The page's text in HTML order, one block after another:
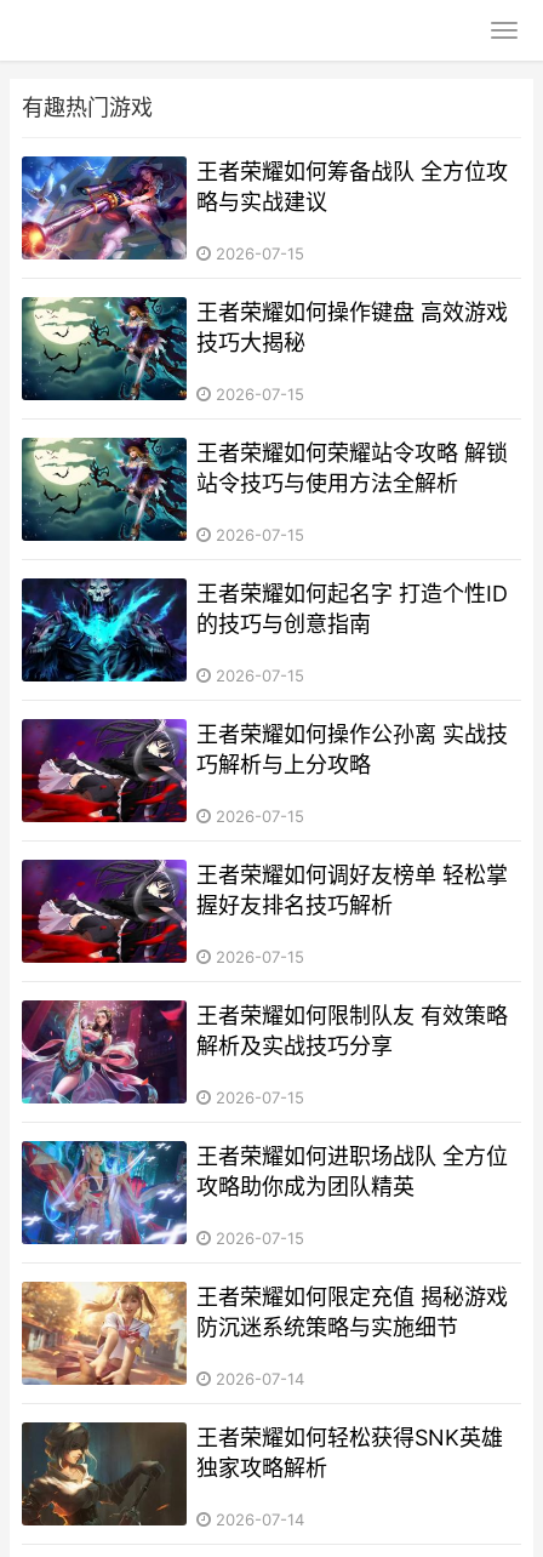
有趣热门游戏
王者荣耀如何筹备战队 全方位攻
略与实战建议
2026-07-15
王者荣耀如何操作键盘 高效游戏
技巧大揭秘
2026-07-15
王者荣耀如何荣耀站令攻略 解锁
站令技巧与使用方法全解析
2026-07-15
王者荣耀如何起名字 打造个性ID
的技巧与创意指南
2026-07-15
王者荣耀如何操作公孙离 实战技
巧解析与上分攻略
2026-07-15
王者荣耀如何调好友榜单 轻松掌
握好友排名技巧解析
2026-07-15
王者荣耀如何限制队友 有效策略
解析及实战技巧分享
2026-07-15
王者荣耀如何进职场战队 全方位
攻略助你成为团队精英
2026-07-15
王者荣耀如何限定充值 揭秘游戏
防沉迷系统策略与实施细节
2026-07-14
王者荣耀如何轻松获得SNK英雄
独家攻略解析
2026-07-14